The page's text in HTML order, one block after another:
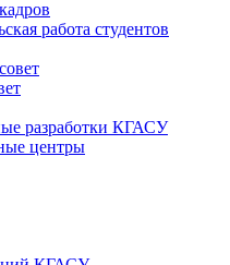
работа студентов
разработки КГАСУ
центры